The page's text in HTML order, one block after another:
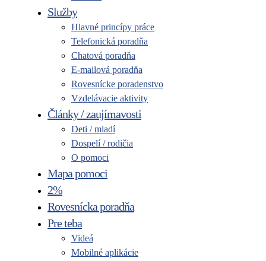
Služby
Hlavné princípy práce
Telefonická poradňa
Chatová poradňa
E-mailová poradňa
Rovesnícke poradenstvo
Vzdelávacie aktivity
Články / zaujímavosti
Deti / mladí
Dospelí / rodičia
O pomoci
Mapa pomoci
2%
Rovesnícka poradňa
Pre teba
Videá
Mobilné aplikácie